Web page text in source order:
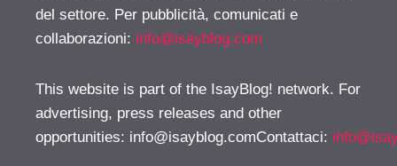
del settore. Per pubblicità, comunicati e
collaborazioni: info@isayblog.com
This website is part of the IsayBlog! network. For
advertising, press releases and other
opportunities: info@isayblog.comContattaci: